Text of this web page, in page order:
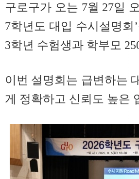
구로구가 오는 7월 27일
7학년도 대입 수시설명
3학년 수험생과 학부모
이번 설명회는 급변하는
게 정확하고 신뢰도 높은